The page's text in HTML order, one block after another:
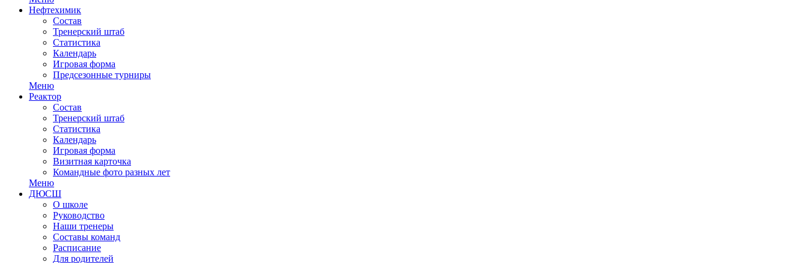
Нефтехимик
Состав
Тренерский штаб
Статистика
Календарь
Игровая форма
Предсезонные турниры
Меню
Реактор
Состав
Тренерский штаб
Статистика
Календарь
Игровая форма
Визитная карточка
Командные фото разных лет
Меню
ДЮСШ
О школе
Руководство
Наши тренеры
Составы команд
Расписание
Для родителей